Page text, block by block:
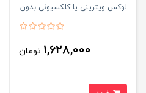
لوکس ويترينی يا کلکسيونی بدون
1,628,000 تومان